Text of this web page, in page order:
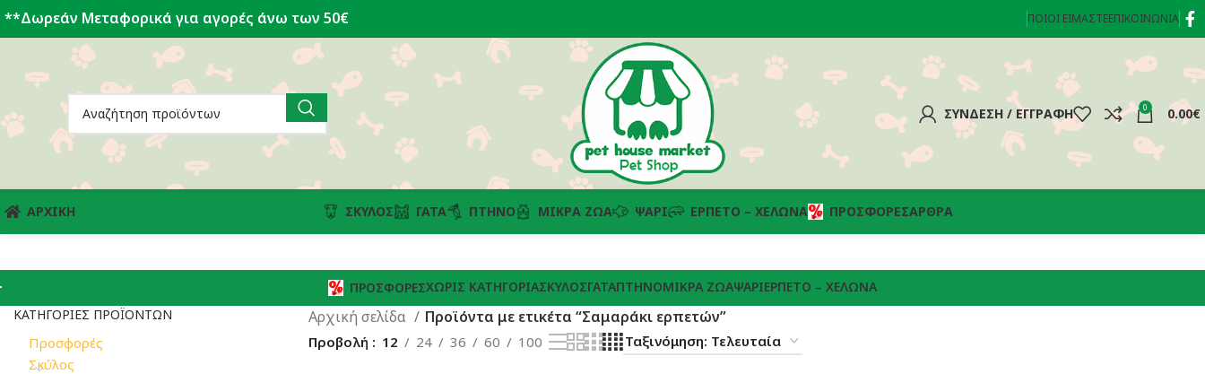
**Δωρεάν Μεταφορικά για αγορές άνω των 50€ ΠΟΙΟΊ ΕΊΜΑΣΤΕΕΠΙΚΟΙΝΩΝΊΑ
ΣΎΝΔΕΣΗ / ΕΓΓΡΑΦΉ 0 0.00€
ΑΡΧΙΚΗ ΣΚΎΛΟΣ ΓΆΤΑ ΠΤΗΝΌ ΜΙΚΡΆ ΖΏΑ ΨΆΡΙ ΕΡΠΕΤΌ – ΧΕΛΏΝΑ ΠΡΟΣΦΟΡΈΣΆΡΘΡΑ
ΠΡΟΣΦΟΡΈΣΧΩΡΊΣ ΚΑΤΗΓΟΡΊΑΣΚΎΛΟΣΓΆΤΑΠΤΗΝΌΜΙΚΡΆ ΖΏΑΨΆΡΙΕΡΠΕΤΌ – ΧΕΛΏΝΑ
ΚΑΤΗΓΟΡΊΕΣ ΠΡΟΪΌΝΤΩΝ
Προσφορές
Σκύλος
Αρχική σελίδα Προϊόντα με ετικέτα “Σαμαράκι ερπετών”
Προβολή 12 24 36 60 100